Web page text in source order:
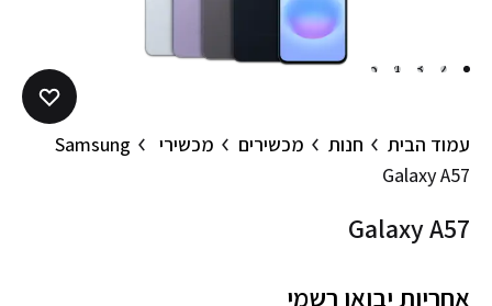
1
2
3
4
5
עמוד הבית חנות מכשירים
מכשירי Samsung
Galaxy A57
Galaxy A57
אחריות יבואן רשמי